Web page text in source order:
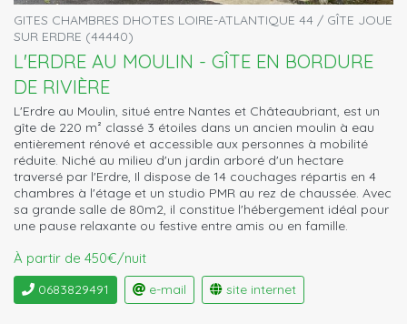
GITES CHAMBRES DHOTES LOIRE-ATLANTIQUE 44 / GÎTE JOUE
SUR ERDRE (44440)
L'ERDRE AU MOULIN - GÎTE EN BORDURE
DE RIVIÈRE
L'Erdre au Moulin, situé entre Nantes et Châteaubriant, est un
gîte de 220 m² classé 3 étoiles dans un ancien moulin à eau
entièrement rénové et accessible aux personnes à mobilité
réduite. Niché au milieu d'un jardin arboré d'un hectare
traversé par l'Erdre, Il dispose de 14 couchages répartis en 4
chambres à l'étage et un studio PMR au rez de chaussée. Avec
sa grande salle de 80m2, il constitue l'hébergement idéal pour
une pause relaxante ou festive entre amis ou en famille.
À partir de 450€/nuit
0683829491 e-mail site internet